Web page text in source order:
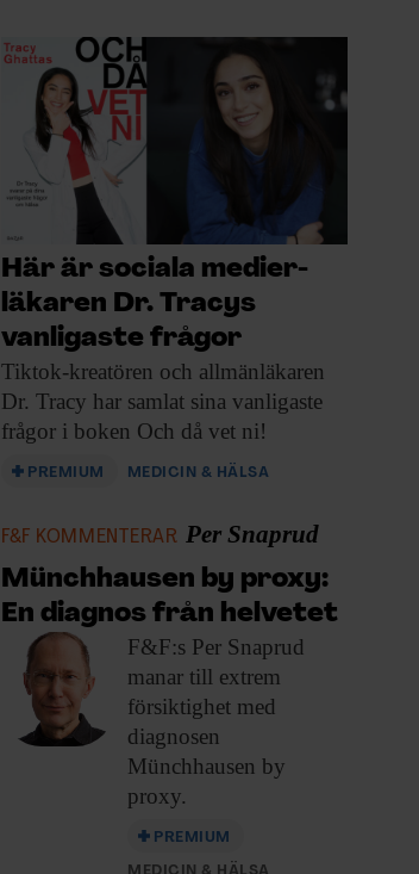
Här är sociala medier-
läkaren Dr. Tracys
vanligaste frågor
Tiktok-kreatören och allmänläkaren
Dr. Tracy har samlat sina vanligaste
frågor i boken Och då vet ni!
PREMIUM MEDICIN & HÄLSA
F&F KOMMENTERAR Per Snaprud
Münchhausen by proxy:
En diagnos från helvetet
F&F:s Per Snaprud
manar till extrem
försiktighet med
diagnosen
Münchhausen by
proxy.
PREMIUM